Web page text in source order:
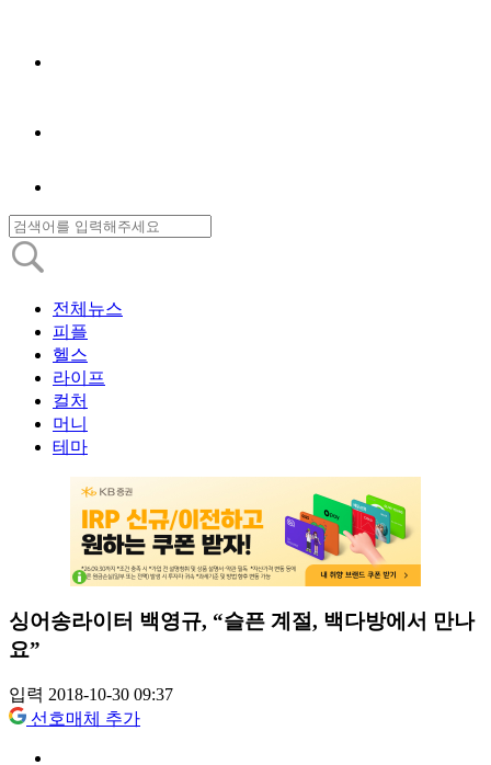
전체뉴스
피플
헬스
라이프
컬처
머니
테마
싱어송라이터 백영규, “슬픈 계절, 백다방에서 만나
요”
입력 2018-10-30 09:37
선호매체 추가